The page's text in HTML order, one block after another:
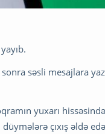
səsli mesajlara
yuxarı
çıxış əldə